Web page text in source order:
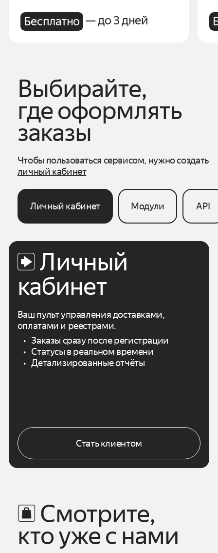
Бесплатно — до 3 дней
Выбирайте,
где оформлять
заказы
Чтобы пользоваться сервисом, нужно создать
личный кабинет
Личный кабинет Модули API
Личный
кабинет
Ваш пульт управления доставками,
оплатами и реестрами.
Заказы сразу после регистрации
Статусы в реальном времени
Детализированные отчёты
Стать клиентом
Смотрите,
кто уже с нами